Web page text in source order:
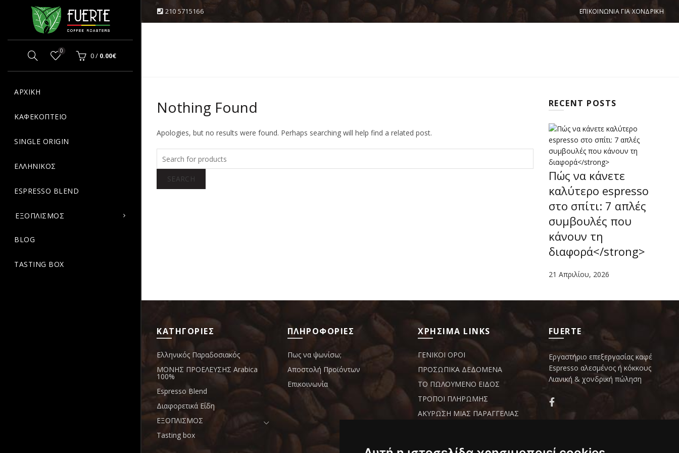
CART CLOSE
Κανένα προϊόν στο καλάθι σας.
210 5715166 ΕΠΙΚΟΙΝΩΝΙΑ ΓΙΑ ΧΟΝΔΡΙΚΗ
0
0/ 0.00€
ΑΡΧΙΚΗ
ΚΑΦΕΚΟΠΤΕΙΟ
SINGLE ORIGIN
ΕΛΛΗΝΙΚΟΣ
ESPRESSO BLEND
ΕΞΟΠΛΙΣΜΟΣ
BLOG
TASTING BOX
Nothing Found
Apologies, but no results were found. Perhaps searching will help find a related post.
SEARCH
RECENT POSTS
Πώς να κάνετε
καλύτερο espresso
στο σπίτι: 7 απλές
συμβουλές που
κάνουν τη
διαφορά</strong>
21 Απριλίου, 2026
ΚΑΤΗΓΟΡΙΕΣ
Ελληνικός Παραδοσιακός
ΜΟΝΗΣ ΠΡΟΕΛΕΥΣΗΣ Arabica
100%
Espresso Blend
Διαφορετικά Είδη
ΕΞΟΠΛΙΣΜΟΣ
Tasting box
ΠΛΗΡΟΦΟΡΙΕΣ
Πως να ψωνίσω;
Αποστολή Προϊόντων
Επικοινωνία
ΧΡΗΣΙΜΑ LINKS
ΓΕΝΙΚΟΙ ΟΡΟΙ
ΠΡΟΣΩΠΙΚΑ ΔΕΔΟΜΕΝΑ
ΤΟ ΠΩΛΟΥΜΕΝΟ ΕΙΔΟΣ
ΤΡΟΠΟΙ ΠΛΗΡΩΜΗΣ
ΑΚΥΡΩΣΗ ΜΙΑΣ ΠΑΡΑΓΓΕΛΙΑΣ
Cookies preferences
FUERTE
Εργαστήριο επεξεργασίας καφέ
Espresso αλεσμένος ή κόκκους
Λιανική & χονδρική πώληση